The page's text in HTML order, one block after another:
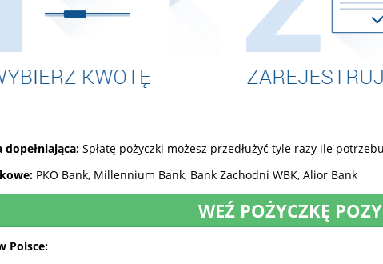
Spłatę pożyczki możesz przedłużyć tyle razy ile
PKO Bank, Millennium Bank, Bank Zachodni WBK, Alior Bank
WEŹ POŻYCZKĘ
Polsce: